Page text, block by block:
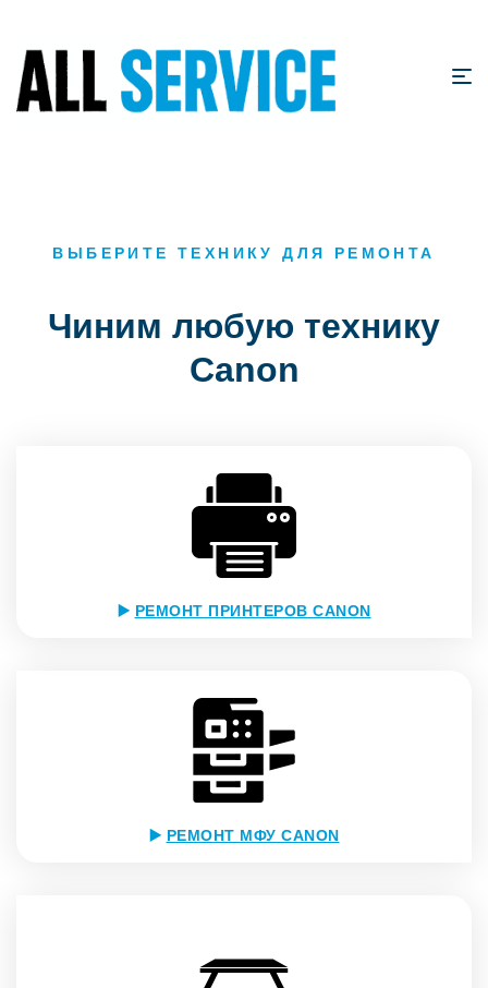
ВЫБЕРИТЕ ТЕХНИКУ ДЛЯ РЕМОНТА
Чиним любую технику
Canon
▶️ РЕМОНТ ПРИНТЕРОВ CANON
▶️ РЕМОНТ МФУ CANON